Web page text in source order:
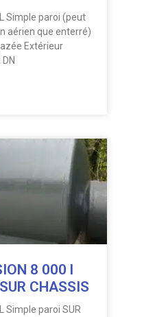
Simple paroi (peut
aérien que enterré)
Extérieur
8 000 l
CHASSIS
Simple paroi SUR